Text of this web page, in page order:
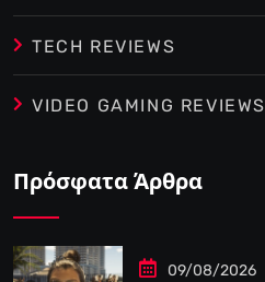
TECH REVIEWS
VIDEO GAMING REVIEWS
Πρόσφατα Άρθρα
09/08/2026